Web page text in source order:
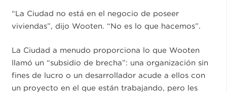
“La Ciudad no está en el negocio de poseer
viviendas”, dijo Wooten. “No es lo que hacemos”.
La Ciudad a menudo proporciona lo que Wooten
llamó un “subsidio de brecha”: una organización sin
fines de lucro o un desarrollador acude a ellos con
un proyecto en el que están trabajando, pero les